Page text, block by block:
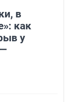
в
как
у